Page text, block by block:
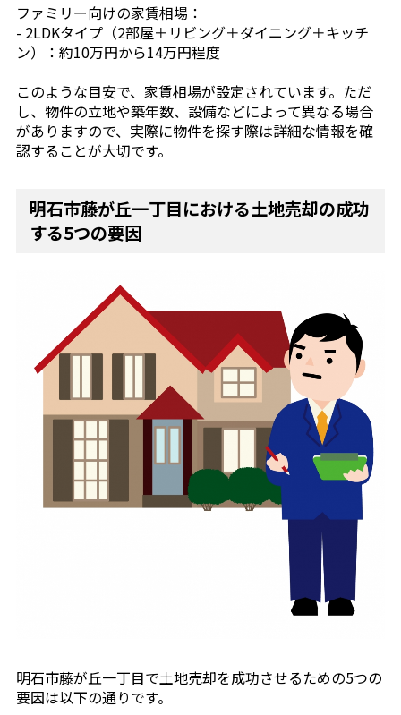
ファミリー向けの家賃相場：
- 2LDKタイプ（2部屋＋リビング＋ダイニング＋キッチ
ン）：約10万円から14万円程度
このような目安で、家賃相場が設定されています。ただ
し、物件の立地や築年数、設備などによって異なる場合
がありますので、実際に物件を探す際は詳細な情報を確
認することが大切です。
明石市藤が丘一丁目における土地売却の成功
する5つの要因
明石市藤が丘一丁目で土地売却を成功させるための5つの
要因は以下の通りです。